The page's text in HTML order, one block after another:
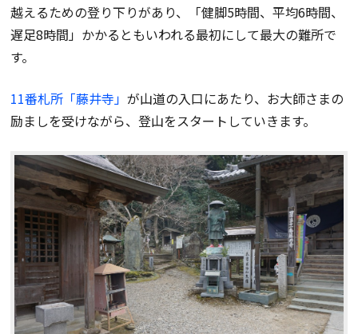
越えるための登り下りがあり、「健脚5時間、平均6時間、
遅足8時間」かかるともいわれる最初にして最大の難所で
す。
11番札所「藤井寺」が山道の入口にあたり、お大師さまの
励ましを受けながら、登山をスタートしていきます。